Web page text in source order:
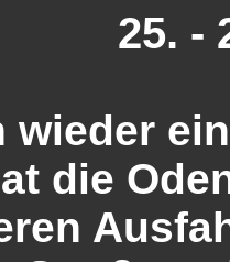
25. -
wieder
die